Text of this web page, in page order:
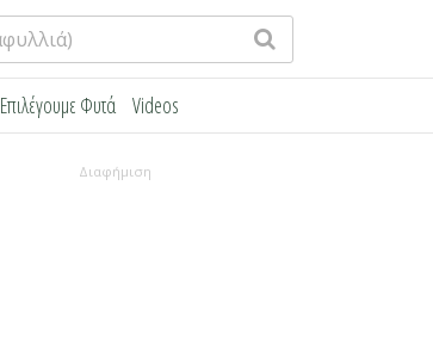
Επιλέγουμε Φυτά Videos
Διαφήμιση